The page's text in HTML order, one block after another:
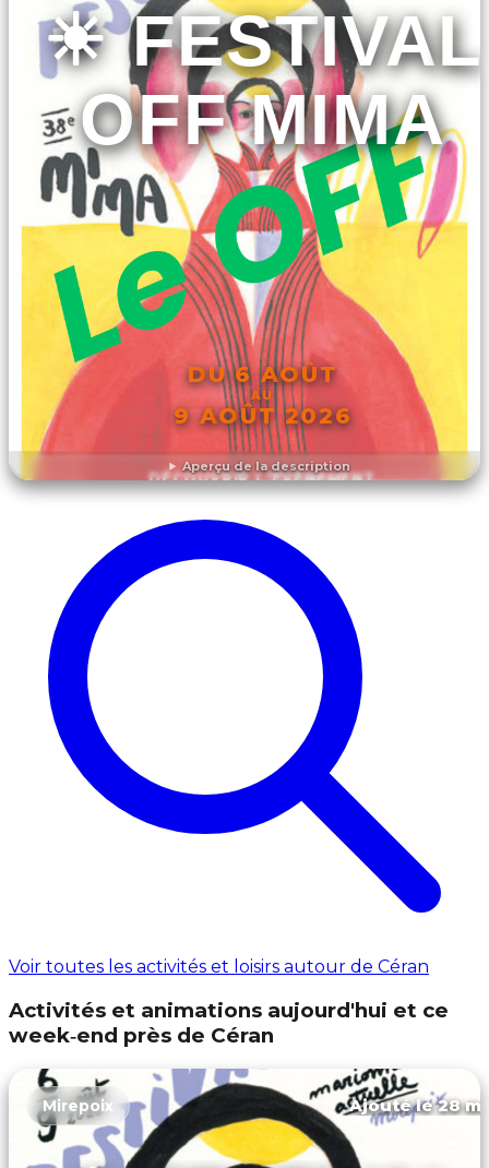
Aperçu de la description
☀️ FESTIVAL
OFF MIMA
DU 6 AOÛT
AU
9 AOÛT 2026
DÉCOUVRIR L'ÉVÉNEMENT
Voir toutes les activités et loisirs autour de Céran
Activités et animations aujourd'hui et ce
week‑end près de Céran
Mirepoix Ajouté le 28